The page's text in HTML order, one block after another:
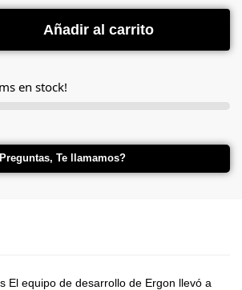
Añadir al carrito
en stock!
Preguntas, Te llamamos?
El equipo de desarrollo de Ergon llevó a